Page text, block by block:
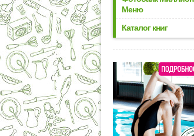
Меню
Каталог книг